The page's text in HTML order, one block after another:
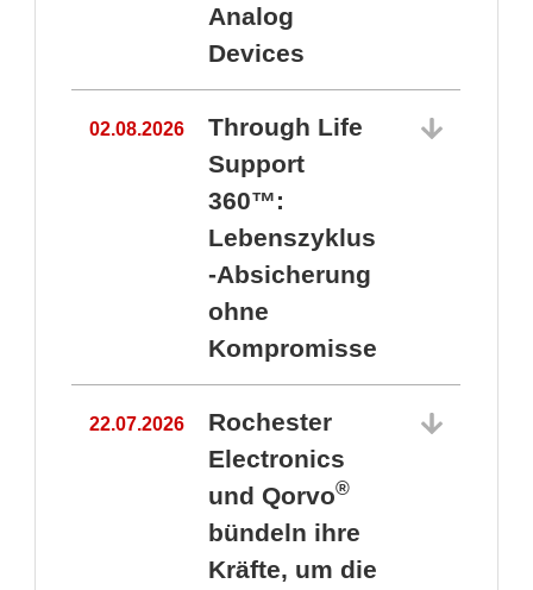
Analog
Devices
02.08.2026
Through Life
Support
360™:
Lebenszyklus
-Absicherung
ohne
Kompromisse
22.07.2026
Rochester
Electronics
und Qorvo®
bündeln ihre
Kräfte, um die